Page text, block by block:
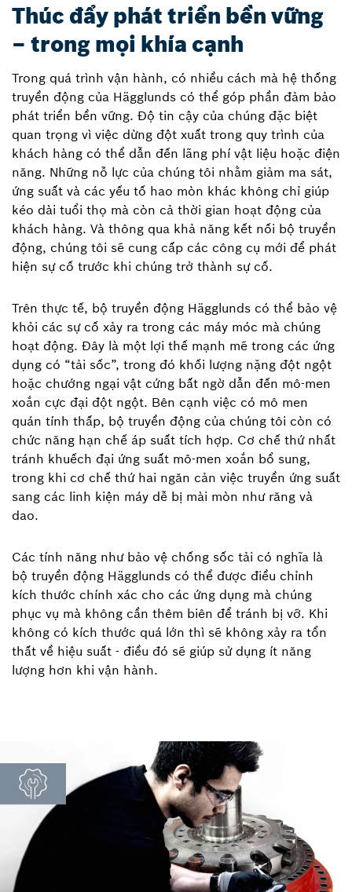
Thúc đẩy phát triển bền vững
– trong mọi khía cạnh
Trong quá trình vận hành, có nhiều cách mà hệ thống
truyền động của Hägglunds có thể góp phần đảm bảo
phát triển bền vững. Độ tin cậy của chúng đặc biệt
quan trọng vì việc dừng đột xuất trong quy trình của
khách hàng có thể dẫn đến lãng phí vật liệu hoặc điện
năng. Những nỗ lực của chúng tôi nhằm giảm ma sát,
ứng suất và các yếu tố hao mòn khác không chỉ giúp
kéo dài tuổi thọ mà còn cả thời gian hoạt động của
khách hàng. Và thông qua khả năng kết nối bộ truyền
động, chúng tôi sẽ cung cấp các công cụ mới để phát
hiện sự cố trước khi chúng trở thành sự cố.
Trên thực tế, bộ truyền động Hägglunds có thể bảo vệ
khỏi các sự cố xảy ra trong các máy móc mà chúng
hoạt động. Đây là một lợi thế mạnh mẽ trong các ứng
dụng có “tải sốc”, trong đó khối lượng nặng đột ngột
hoặc chướng ngại vật cứng bất ngờ dẫn đến mô-men
xoắn cực đại đột ngột. Bên cạnh việc có mô men
quán tính thấp, bộ truyền động của chúng tôi còn có
chức năng hạn chế áp suất tích hợp. Cơ chế thứ nhất
tránh khuếch đại ứng suất mô-men xoắn bổ sung,
trong khi cơ chế thứ hai ngăn cản việc truyền ứng suất
sang các linh kiện máy dễ bị mài mòn như răng và
dao.
Các tính năng như bảo vệ chống sốc tải có nghĩa là
bộ truyền động Hägglunds có thể được điều chỉnh
kích thước chính xác cho các ứng dụng mà chúng
phục vụ mà không cần thêm biên để tránh bị vỡ. Khi
không có kích thước quá lớn thì sẽ không xảy ra tổn
thất về hiệu suất - điều đó sẽ giúp sử dụng ít năng
lượng hơn khi vận hành.